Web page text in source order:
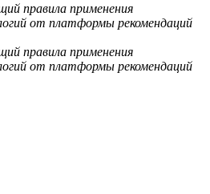
правила применения
от платформы рекомендаций
правила применения
от платформы рекомендаций